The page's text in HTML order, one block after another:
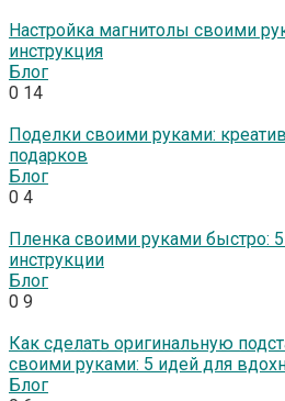
Настройка магнитолы своими
инструкция
Блог
0 14
Поделки своими руками:
подарков
Блог
0 4
Пленка своими руками быстро:
инструкции
Блог
0 9
Как сделать оригинальную
своими руками: 5 идей для
Блог